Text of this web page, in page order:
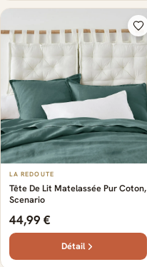
LA REDOUTE
Tête De Lit Matelassée Pur Coton,
Scenario
44,99 €
Détail